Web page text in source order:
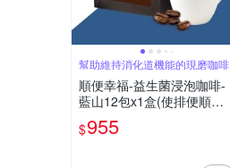
幫助維持消化道機能的現磨咖啡
順便幸福-益生菌浸泡咖啡-
藍山12包x1盒(使排便順暢
乳酸菌)
$955